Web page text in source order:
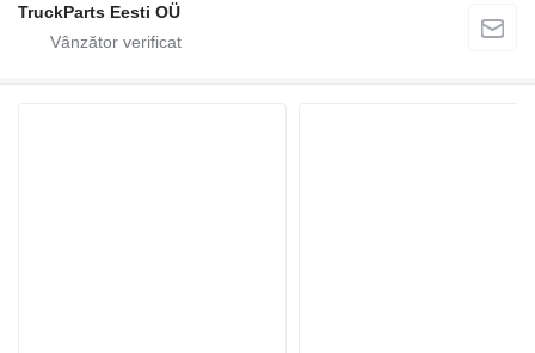
TruckParts Eesti OÜ